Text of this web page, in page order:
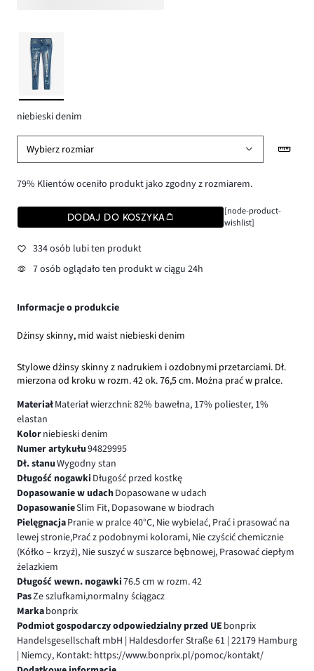
niebieski denim
Wybierz rozmiar
79% Klientów oceniło produkt jako zgodny z rozmiarem.
DODAJ DO KOSZYKA
[node-product-
wishlist]
334 osób lubi ten produkt
7 osób oglądało ten produkt w ciągu 24h
Informacje o produkcie
Dżinsy skinny, mid waist niebieski denim
Stylowe dżinsy skinny z nadrukiem i ozdobnymi przetarciami. Dł.
mierzona od kroku w rozm. 42 ok. 76,5 cm. Można prać w pralce.
MateriałMateriał wierzchni: 82% bawełna, 17% poliester, 1%
elastan
Kolorniebieski denim
Numer artykułu94829995
Dł. stanuWygodny stan
Długość nogawki Długość przed kostkę
Dopasowanie w udachDopasowane w udach
DopasowanieSlim Fit, Dopasowane w biodrach
PielęgnacjaPranie w pralce 40°C, Nie wybielać, Prać i prasować na
lewej stronie,Prać z podobnymi kolorami, Nie czyścić chemicznie
(Kółko – krzyż), Nie suszyć w suszarce bębnowej, Prasować ciepłym
żelazkiem
Długość wewn. nogawki76.5 cm w rozm. 42
PasZe szlufkami,normalny ściągacz
Markabonprix
Podmiot gospodarczy odpowiedzialny przed UE bonprix
Handelsgesellschaft mbH | Haldesdorfer Straße 61 | 22179 Hamburg
| Niemcy, Kontakt: https://www.bonprix.pl/pomoc/kontakt/